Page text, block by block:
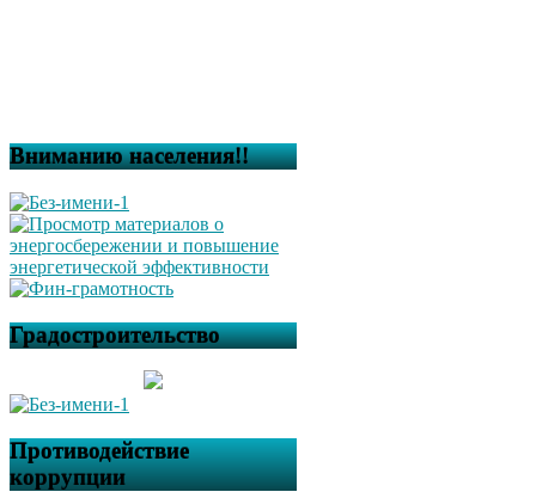
Вниманию населения!!
Градостроительство
Противодействие
коррупции